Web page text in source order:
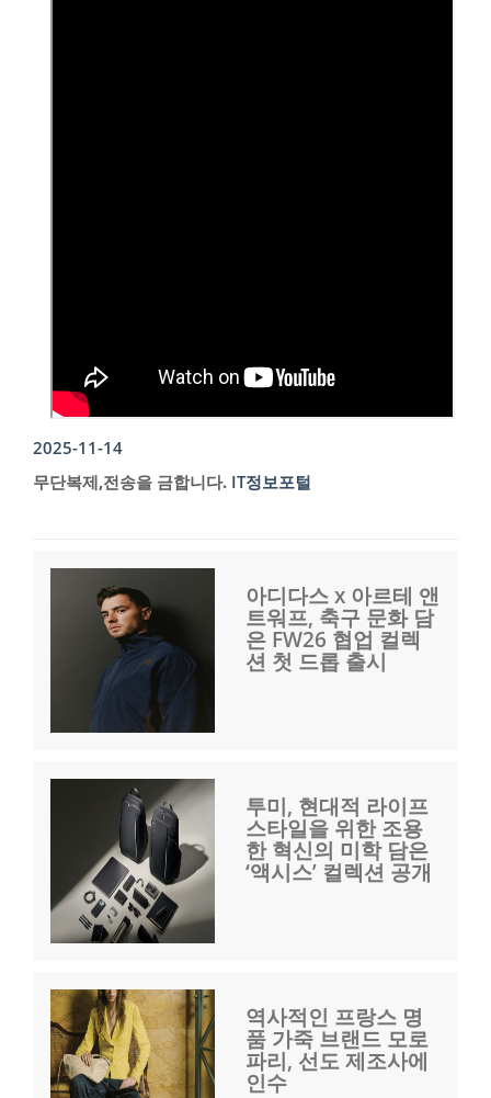
2025-11-14
무단복제,전송을 금합니다. IT정보포털
아디다스 x 아르테 앤
트워프, 축구 문화 담
은 FW26 협업 컬렉
션 첫 드롭 출시
투미, 현대적 라이프
스타일을 위한 조용
한 혁신의 미학 담은
‘액시스’ 컬렉션 공개
역사적인 프랑스 명
품 가죽 브랜드 모로
파리, 선도 제조사에
인수